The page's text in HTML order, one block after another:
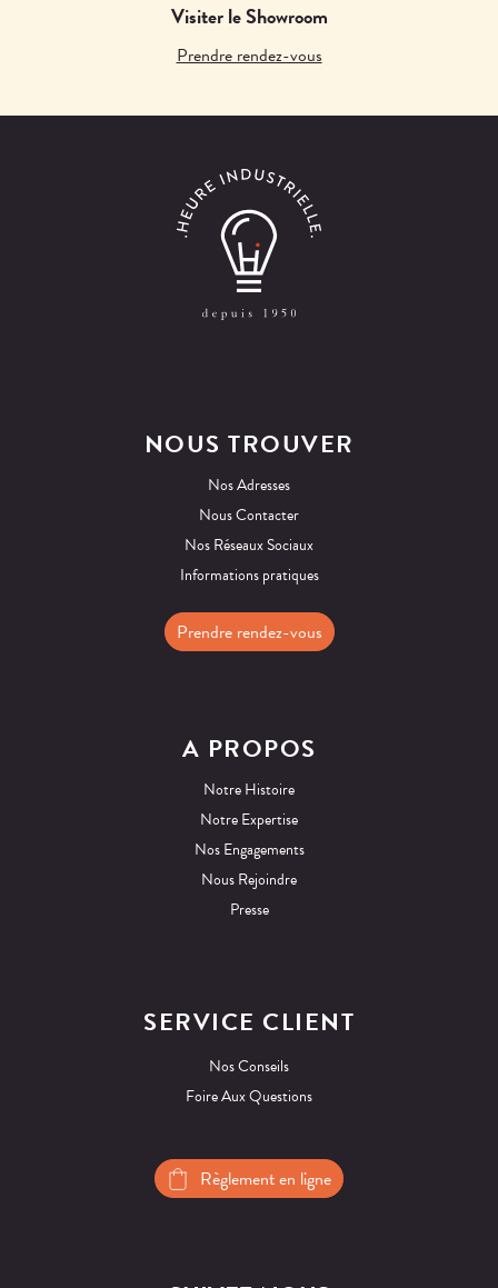
Visiter le Showroom
Prendre rendez-vous
NOUS TROUVER
Nos Adresses
Nous Contacter
Nos Réseaux Sociaux
Informations pratiques
Prendre rendez-vous
A PROPOS
Notre Histoire
Notre Expertise
Nos Engagements
Nous Rejoindre
Presse
SERVICE CLIENT
Nos Conseils
Foire Aux Questions
Règlement en ligne